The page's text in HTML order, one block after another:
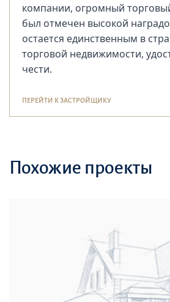
компании, огромный
был отмечен высокой
остается единственным в
торговой недвижимости,
чести.
ПЕРЕЙТИ К ЗАСТРОЙЩИКУ
Похожие проекты